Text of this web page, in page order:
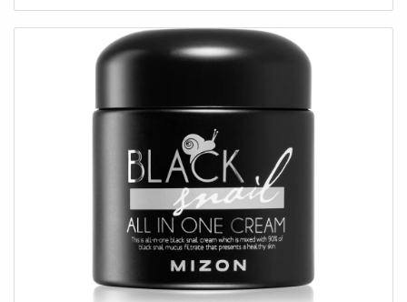
général plus sain. Le produit : régénère et vitalise réduit les
rides et prévient leur apparition hydrate intensément
des mouvements circulaires.